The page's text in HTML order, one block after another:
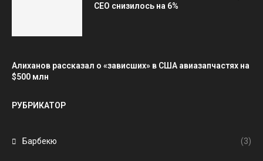
СЕО снизилось на 6%
Алиханов рассказал о «зависших» в США авиазапчастях на
$500 млн
РУБРИКАТОР
Барбекю (3)